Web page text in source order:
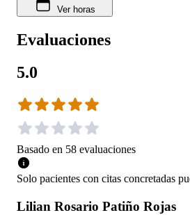
Ver horas
Evaluaciones
5.0
Basado en 58 evaluaciones
Solo pacientes con citas concretadas
Lilian Rosario Patiño Rojas